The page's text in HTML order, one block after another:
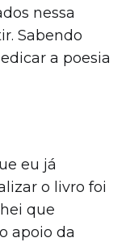
nessa
Sabendo
a poesia
eu já
o livro foi
que
apoio da